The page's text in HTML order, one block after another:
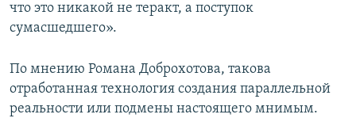
что это никакой не теракт, а поступок
сумасшедшего».
По мнению Романа Доброхотова, такова
отработанная технология создания параллельной
реальности или подмены настоящего мнимым.